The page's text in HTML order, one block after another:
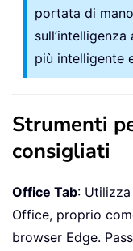
portata di
più intelligente
Strumenti
consigliati
Office Tab: Utilizza
Office, proprio
browser Edge.